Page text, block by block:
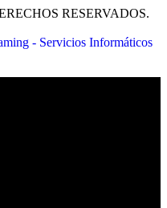
RESERVADOS.
- Servicios Informáticos